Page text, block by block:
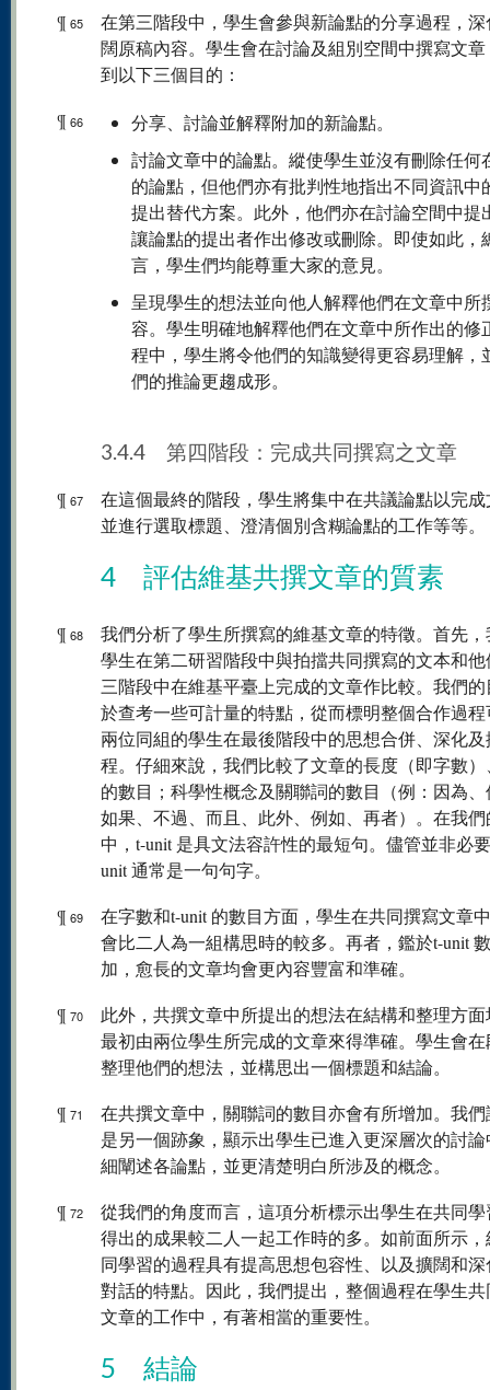
¶ 65
在第三階段中，學生會參與新論點的分享過程，
闊原稿內容。學生會在討論及組別空間中撰寫文
到以下三個目的：
¶ 66
分享、討論並解釋附加的新論點。
討論文章中的論點。縱使學生並沒有刪除任何
的論點，但他們亦有批判性地指出不同資訊中
提出替代方案。此外，他們亦在討論空間中提
讓論點的提出者作出修改或刪除。即使如此，
言，學生們均能尊重大家的意見。
呈現學生的想法並向他人解釋他們在文章中所
容。學生明確地解釋他們在文章中所作出的修
程中，學生將令他們的知識變得更容易理解，
們的推論更趨成形。
3.4.4 第四階段：完成共同撰寫之文章
¶ 67
在這個最終的階段，學生將集中在共議論點以完
並進行選取標題、澄清個別含糊論點的工作等等。
4 評估維基共撰文章的質素
¶ 68
我們分析了學生所撰寫的維基文章的特徵。首先
學生在第二研習階段中與拍擋共同撰寫的文本和
三階段中在維基平臺上完成的文章作比較。我們
於查考一些可計量的特點，從而標明整個合作過
兩位同組的學生在最後階段中的思想合併、深化
程。仔細來說，我們比較了文章的長度（即字數）
的數目；科學性概念及關聯詞的數目（例：因為
如果、不過、而且、此外、例如、再者）。在我
中，t-unit 是具文法容許性的最短句。儘管並非必
unit 通常是一句句字。
¶ 69
在字數和t-unit 的數目方面，學生在共同撰寫文章
會比二人為一組構思時的較多。再者，鑑於t-unit
加，愈長的文章均會更內容豐富和準確。
¶ 70
此外，共撰文章中所提出的想法在結構和整理方
最初由兩位學生所完成的文章來得準確。學生會
整理他們的想法，並構思出一個標題和結論。
¶ 71
在共撰文章中，關聯詞的數目亦會有所增加。我
是另一個跡象，顯示出學生已進入更深層次的討
細闡述各論點，並更清楚明白所涉及的概念。
¶ 72
從我們的角度而言，這項分析標示出學生在共同
得出的成果較二人一起工作時的多。如前面所示
同學習的過程具有提高思想包容性、以及擴闊和
對話的特點。因此，我們提出，整個過程在學生
文章的工作中，有著相當的重要性。
5 結論